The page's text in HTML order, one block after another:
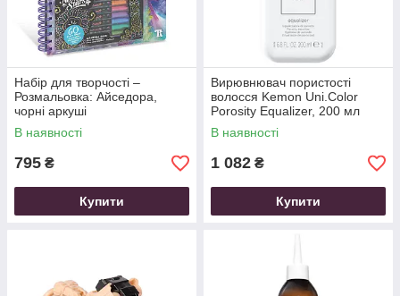
Набір для творчості –
Розмальовка: Айседора,
чорні аркуші
В наявності
795 ₴
Купити
Вирювнювач пористості
волосся Kemon Uni.Color
Porosity Equalizer, 200 мл
В наявності
1 082 ₴
Купити